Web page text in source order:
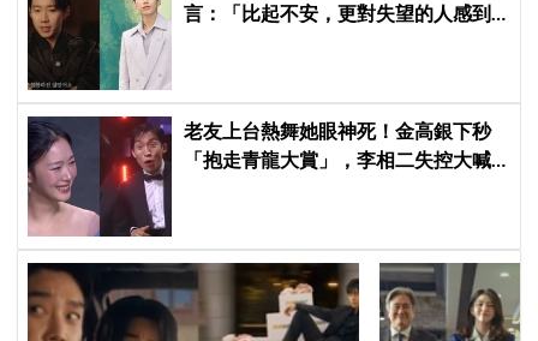
言：「比起不安，更對失望的人感到
老友上台熱舞她眼神死！金高銀下秒
「抱走青龍大賞」，李相二失控大喊